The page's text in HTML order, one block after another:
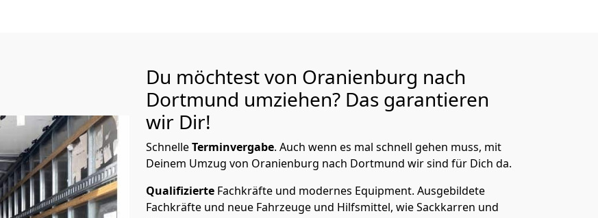
Du möchtest von Oranienburg nach
Dortmund umziehen? Das garantieren
wir Dir!
SchnelleTerminvergabe. Auch wenn es mal schnell gehen muss, mit
Deinem Umzug von Oranienburg nach Dortmund wir sind für Dich da.
Qualifizierte Fachkräfte und modernes Equipment. Ausgebildete
Fachkräfte und neue Fahrzeuge und Hilfsmittel, wie Sackkarren und